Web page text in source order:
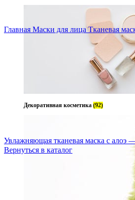
Декоративная косметика (92)
Главная Маски для лицаТканевая
Увлажняющая тканевая маска с алоэ
Вернуться в каталог